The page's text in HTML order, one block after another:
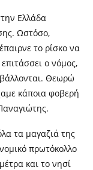
Ελλάδα
Ωστόσο,
το ρίσκο να
ο νόμος,
Θεωρώ
κάποια φοβερή
τα μαγαζιά της
πρωτόκολλο
και το νησί